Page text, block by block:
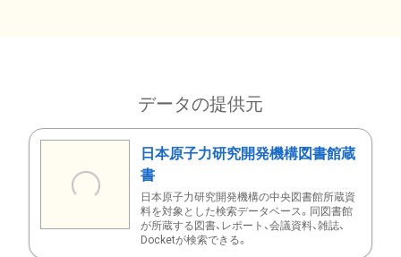
データの提供元
日本原子力研究開発機構図書館蔵
書
日本原子力研究開発機構の中央図書館所蔵資
料を対象とした検索データベース。同図書館
が所蔵する図書、レポート、会議資料、雑誌、
Docketが検索できる。